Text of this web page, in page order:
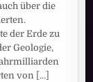
über die
der Erde zu
Geologie,
von [...]